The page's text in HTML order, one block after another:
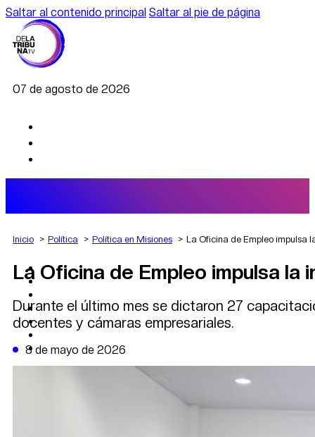
Saltar al contenido principal Saltar al pie de página
07 de agosto de 2026
AGRO
DEPORTES
POLÍTICA
CAMBIO CLIMÁTICO
DATA FIRME
DE LA TRIBUNA TV
Inicio Política Política en Misiones La Oficina de Empleo impulsa
La Oficina de Empleo impulsa
Durante el último mes se dictaron 27
docentes y cámaras empresariales.
8 de mayo de 2026